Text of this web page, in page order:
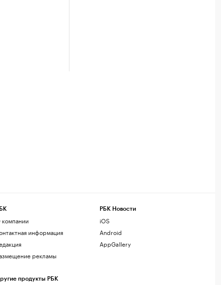
информация
рекламы
продукты РБК
РБК Новости
iOS
Android
AppGallery